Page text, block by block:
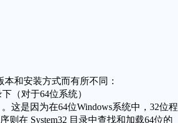
和安装方式而有所不同：
下（对于64位系统）
这是因为在64位Windows系统中，32位程
则在 System32 目录中查找和加载64位的